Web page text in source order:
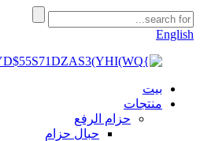
English
بيت
منتجات
حزام الرفع
حبال حزام